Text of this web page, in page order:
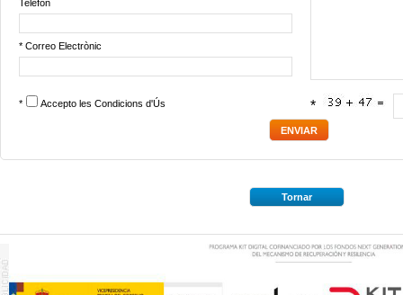
Telèfon
* Correo Electrònic
* Accepto les Condicions d'Ús *
Tornar